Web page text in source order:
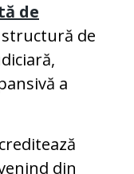
de
structură de
a
din